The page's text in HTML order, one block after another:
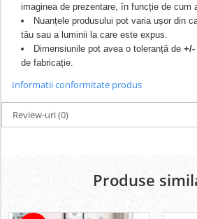
imaginea de prezentare, în funcție de cum
Nuanțele produsului pot varia ușor din
tău sau a luminii la care este expus.
Dimensiunile pot avea o toleranță de+/-
de fabricație.
Informatii conformitate produs
Review-uri(0)
Produse